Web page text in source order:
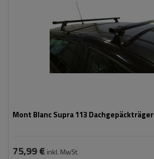
Mont Blanc Supra 113 Dachgepäckträger
75,99 € inkl. MwSt